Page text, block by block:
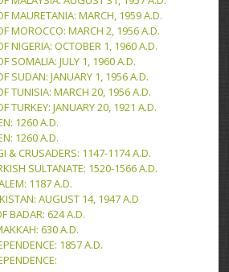
MAURETANIA: MARCH, 1959 A.D.
MOROCCO: MARCH 2, 1956 A.D.
NIGERIA: OCTOBER 1, 1960 A.D.
SOMALIA: JULY 1, 1960 A.D.
SUDAN: JANUARY 1, 1956 A.D.
TUNISIA: MARCH 20, 1956 A.D.
TURKEY: JANUARY 20, 1921 A.D.
1260 A.D.
1260 A.D.
& CRUSADERS: 1147-1174 A.D.
SULTANATE: 1520-1566 A.D.
1187 A.D.
AUGUST 14, 1947 A.D
BADAR: 624 A.D.
630 A.D.
1857 A.D.